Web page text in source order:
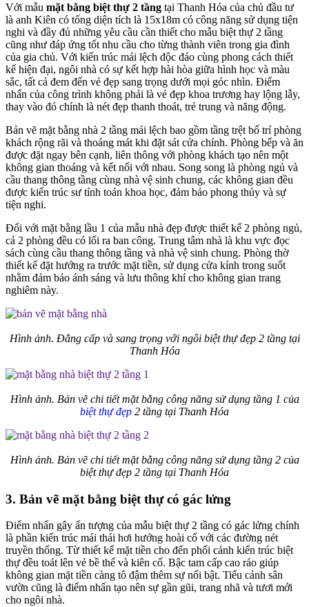
Với mẫu mặt bằng biệt thự 2 tầng tại Thanh Hóa của chủ đầu tư
là anh Kiên có tổng diện tích là 15x18m có công năng sử dụng tiện
nghi và đầy đủ những yêu cầu cần thiết cho mẫu biệt thự 2 tầng
cũng như đáp ứng tốt nhu cầu cho từng thành viên trong gia đình
của gia chủ. Với kiến trúc mái lệch độc đáo cùng phong cách thiết
kế hiện đại, ngôi nhà có sự kết hợp hài hòa giữa hình học và màu
sắc, tất cả đem đến vẻ đẹp sang trọng dưới mọi góc nhìn. Điểm
nhấn của công trình không phải là vẻ đẹp khoa trương hay lộng lẫy,
thay vào đó chính là nét đẹp thanh thoát, trẻ trung và năng động.
Bản vẽ mặt bằng nhà 2 tầng mái lệch bao gồm tầng trệt bố trí phòng
khách rộng rãi và thoáng mát khi đặt sát cửa chính. Phòng bếp và ăn
được đặt ngay bên cạnh, liên thông với phòng khách tạo nên một
không gian thoáng và kết nối với nhau. Song song là phòng ngủ và
cầu thang thông tầng cùng nhà vệ sinh chung, các không gian đều
được kiến trúc sư tính toán khoa học, đảm bảo phong thủy và sự
tiện nghi.
Đối với mặt bằng lầu 1 của mẫu nhà đẹp được thiết kế 2 phòng ngủ,
cả 2 phòng đều có lối ra ban công. Trung tâm nhà là khu vực đọc
sách cùng cầu thang thông tầng và nhà vệ sinh chung. Phòng thờ
thiết kế đặt hướng ra trước mặt tiền, sử dụng cửa kính trong suốt
nhằm đảm bảo ánh sáng và lưu thông khí cho không gian trang
nghiêm này.
Hình ảnh. Đẳng cấp và sang trọng với ngôi biệt thự đẹp 2 tầng tại
Thanh Hóa
Hình ảnh. Bản vẽ chi tiết mặt bằng công năng sử dụng tầng 1 của
biệt thự đẹp 2 tầng tại Thanh Hóa
Hình ảnh. Bản vẽ chi tiết mặt bằng công năng sử dụng tầng 2 của
biệt thự đẹp 2 tầng tại Thanh Hóa
3. Bản vẽ mặt bằng biệt thự có gác lửng
Điểm nhấn gây ấn tượng của mẫu biệt thự 2 tầng có gác lửng chính
là phần kiến trúc mái thái hơi hướng hoài cổ với các đường nét
truyền thống. Từ thiết kế mặt tiền cho đến phối cảnh kiến trúc biệt
thự đều toát lên vẻ bề thế và kiên cố. Bậc tam cấp cao ráo giúp
không gian mặt tiền càng tô đậm thêm sự nổi bật. Tiểu cảnh sân
vườn cũng là điểm nhấn tạo nên sự gần gũi, trang nhã và tươi mới
cho ngôi nhà.